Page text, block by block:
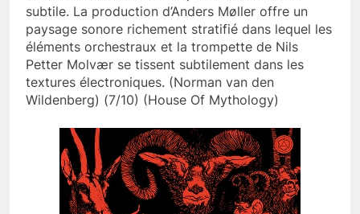
subtile. La production d’Anders Møller offre un
paysage sonore richement stratifié dans lequel les
éléments orchestraux et la trompette de Nils
Petter Molvær se tissent subtilement dans les
textures électroniques. (Norman van den
Wildenberg) (7/10) (House Of Mythology)